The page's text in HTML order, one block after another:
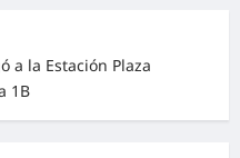
a la Estación Plaza
1B